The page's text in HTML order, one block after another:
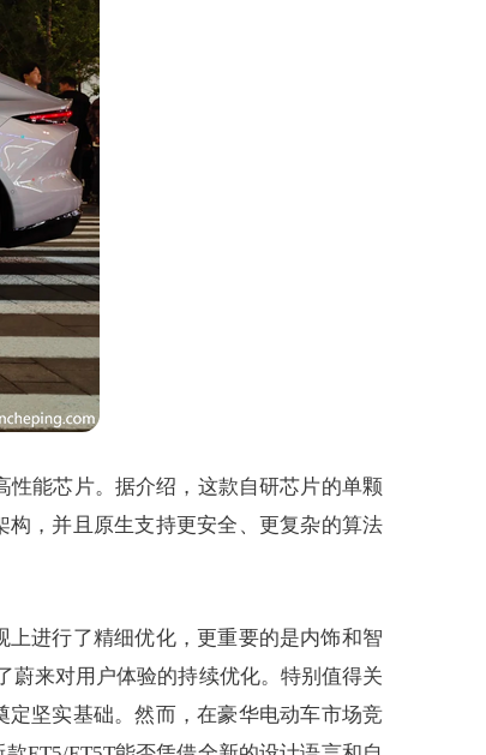
性能芯片。据介绍，这款自研芯片的单颗
，并且原生支持更安全、更复杂的算法
进行了精细优化，更重要的是内饰和智
蔚来对用户体验的持续优化。特别值得关
坚实基础。然而，在豪华电动车市场竞